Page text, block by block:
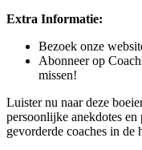
Extra Informatie:
Bezoek onze
Abonneer op
missen!
Luister nu naar deze
persoonlijke anekdotes
gevorderde coaches in